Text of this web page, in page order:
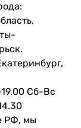
Сб-Вс
РФ, мы